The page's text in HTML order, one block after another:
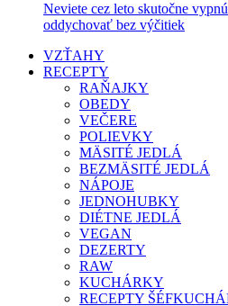
Neviete cez leto skutočne
oddychovať bez výčitiek
VZŤAHY
RECEPTY
RAŇAJKY
OBEDY
VEČERE
POLIEVKY
MÄSITÉ JEDLÁ
BEZMÄSITÉ JEDLÁ
NÁPOJE
JEDNOHUBKY
DIÉTNE JEDLÁ
VEGAN
DEZERTY
RAW
KUCHÁRKY
RECEPTY